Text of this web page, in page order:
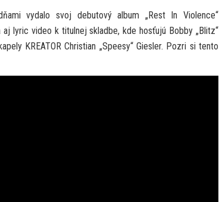
vydalo svoj debutový album „Rest In Violence“
lyric video k titulnej skladbe, kde hosťujú Bobby „Blitz“
KREATOR Christian „Speesy“ Giesler. Pozri si tento